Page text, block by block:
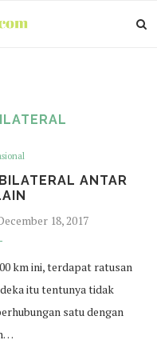
ANTAR
18, 2017
km ini, terdapat ratusan
itu tentunya tidak
satu dengan